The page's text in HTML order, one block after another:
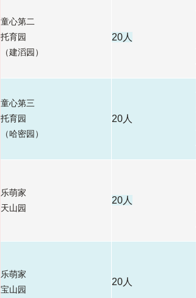
童心第二
托育园
（建滔园）
20人
童心第三
托育园
（哈密园）
20人
乐萌家
天山园
20人
乐萌家
宝山园
20人